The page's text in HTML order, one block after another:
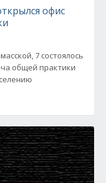
офис
7 состоялось
общей практики